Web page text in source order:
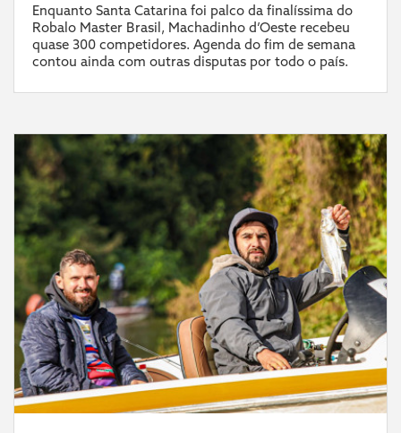
Enquanto Santa Catarina foi palco da finalíssima do
Robalo Master Brasil, Machadinho d’Oeste recebeu
quase 300 competidores. Agenda do fim de semana
contou ainda com outras disputas por todo o país.